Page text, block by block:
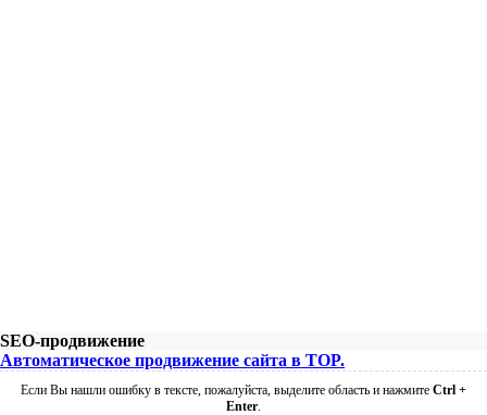
SEO-продвижение
Автоматическое продвижение сайта в TOP.
Если Вы нашли ошибку в тексте, пожалуйста, выделите область и нажмите Ctrl +
Enter.